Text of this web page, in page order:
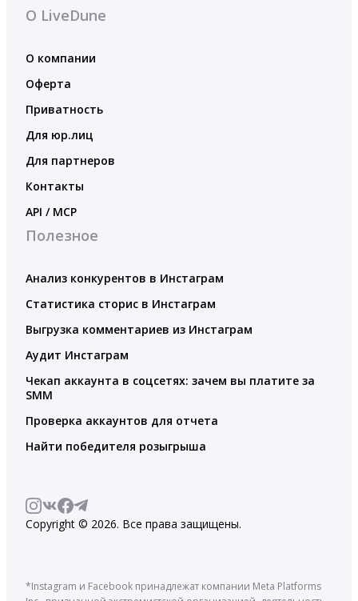
О LiveDune
О компании
Оферта
Приватность
Для юр.лиц
Для партнеров
Контакты
API / MCP
Полезное
Анализ конкурентов в Инстаграм
Статистика сторис в Инстаграм
Выгрузка комментариев из Инстаграм
Аудит Инстаграм
Чекап аккаунта в соцсетях: зачем вы платите за
SMM
Проверка аккаунтов для отчета
Найти победителя розыгрыша
Copyright © 2026. Все права защищены.
*Instagram и Facebook принадлежат компании Meta Platforms